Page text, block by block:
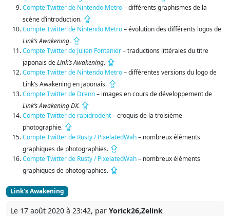
Compte Twitter de Nintendo Metro– différents graphismes de la
scène d’introduction. ⇪
Compte Twitter de Nintendo Metro– évolution des différents logos de
Link’s Awakening. ⇪
Compte Twitter de Julien Fontanier– traductions littérales du titre
japonais deLink’s Awakening. ⇪
Compte Twitter de Nintendo Metro– différentes versions du logo de
Link’s Awakening en japonais. ⇪
Compte Twitter de Drenn– images en cours de développement de
Link’s Awakening DX. ⇪
Compte Twitter de rabidrodent– croquis de la troisième
photographie. ⇪
Compte Twitter de Rusty / PixelatedWah– nombreux éléments
graphiques de photographies. ⇪
Compte Twitter de Rusty / PixelatedWah– nombreux éléments
graphiques de photographies. ⇪
Link's Awakening
Le 17 août 2020 à 23:42, par Yorick26,Zelink